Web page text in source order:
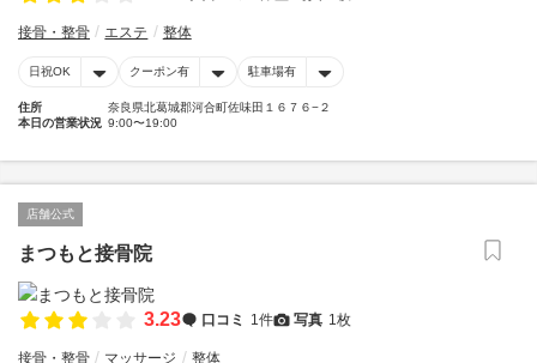
接骨・整骨 エステ 整体
日祝OK クーポン有 駐車場有
住所
奈良県北葛城郡河合町佐味田１６７６−２
本日の営業状況 9:00〜19:00
店舗公式
まつもと接骨院
3.23 口コミ 1件 写真 1枚
接骨・整骨 マッサージ 整体